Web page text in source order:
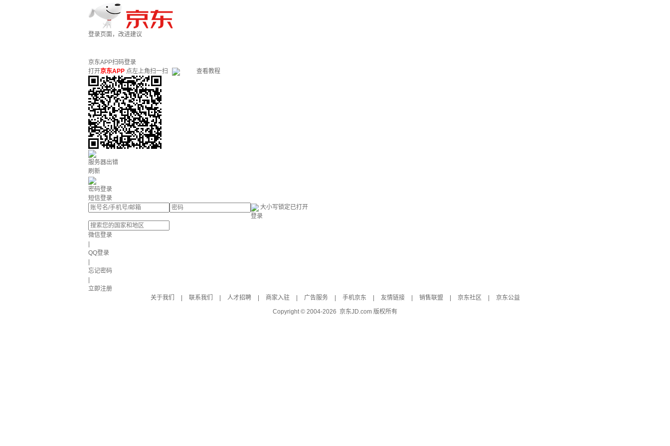
登录页面，改进建议
京东APP扫码登录
打开京东APP 点左上角扫一扫 查看教程
服务器出错
刷新
密码登录
短信登录
大小写锁定已打开
登录
微信登录
QQ登录
忘记密码
立即注册
关于我们
联系我们 人才招聘 商家入驻 广告服务 手机京东 友情链接 销售联盟 京东社区
京东公益
Copyright © 2004-2026 京东JD.com 版权所有